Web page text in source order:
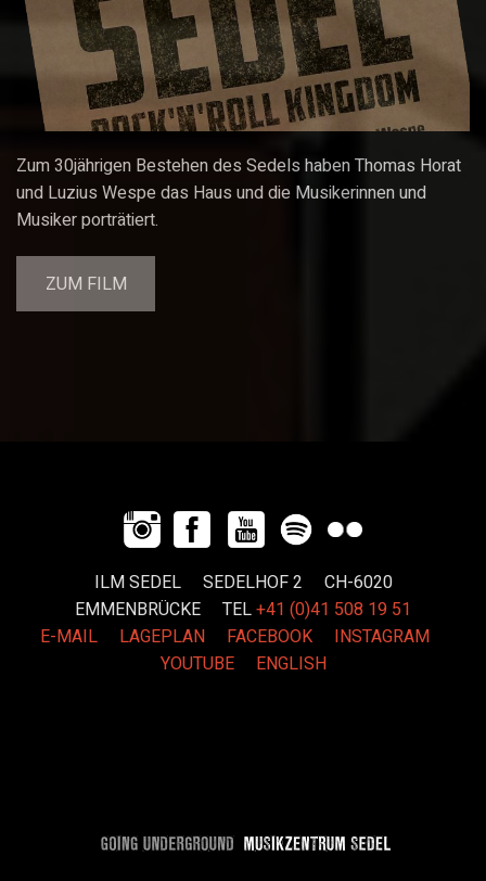
Zum 30jährigen Bestehen des Sedels haben Thomas Horat
und Luzius Wespe das Haus und die Musikerinnen und
Musiker porträtiert.
ZUM FILM
ILM SEDEL SEDELHOF 2 CH-6020
EMMENBRÜCKE TEL+41 (0)41 508 19 51
E-MAIL
LAGEPLAN FACEBOOK
INSTAGRAM
YOUTUBE
ENGLISH